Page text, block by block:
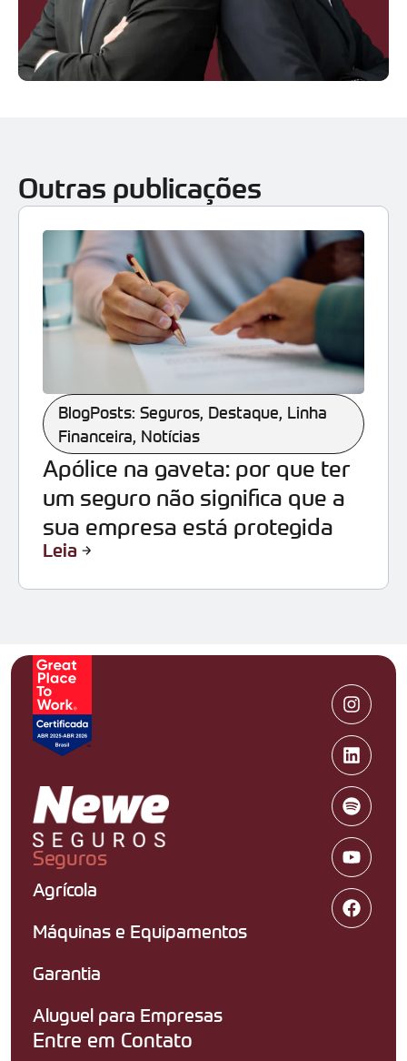
Outras publicações
BlogPosts: Seguros, Destaque, Linha
Financeira, Notícias
Apólice na gaveta: por que ter
um seguro não significa que a
sua empresa está protegida
Leia
Seguros
Agrícola
Máquinas e Equipamentos
Garantia
Aluguel para Empresas
Entre em Contato